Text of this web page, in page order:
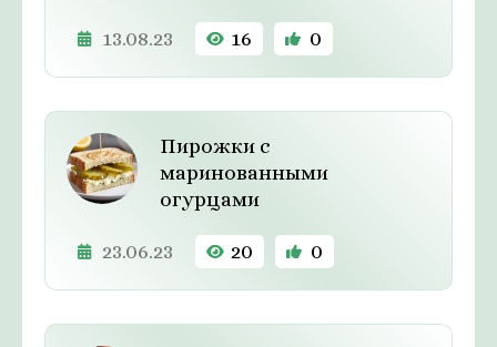
13.08.23 16 0
Пирожки с
маринованными
огурцами
23.06.23 20 0